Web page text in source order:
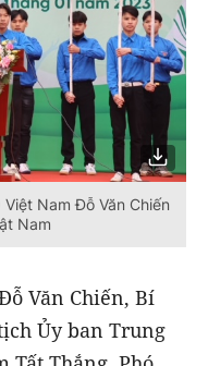
Nam Đỗ Văn Chiến
Nam
Văn Chiến, Bí
Ủy ban Trung